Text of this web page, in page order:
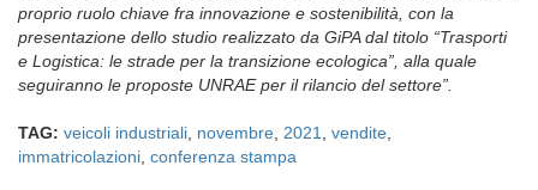
proprio ruolo chiave fra innovazione e sostenibilità, con la
presentazione dello studio realizzato da GiPA dal titolo “Trasporti
e Logistica: le strade per la transizione ecologica”, alla quale
seguiranno le proposte UNRAE per il rilancio del settore”.
TAG: veicoli industriali novembre 2021 vendite
immatricolazioni conferenza stampa